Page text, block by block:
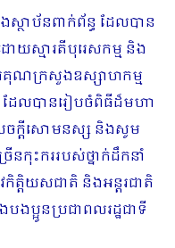
ាប័នពាក់ព័ន្ធ ដែលបាន
យស្មារតីបុរេសកម្ម និង
គុណក្រសួងឧស្សាហកម្ម
ន៍ ដែលបានរៀបចំពិធីដ៏មហា
េចក្ដីសោមនស្ស និងសូម
កុះកររបស់ថ្នាក់ដឹកនាំ
កិត្តិយសជាតិ និងអន្តរជាតិ
ងប្អូនប្រជាពលរដ្ឋជាទី